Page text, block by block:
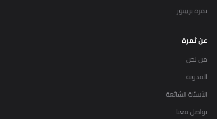
ثمرة بريينور
عن ثمرة
من نحن
المدونة
الأسئلة الشائعة
تواصل معنا